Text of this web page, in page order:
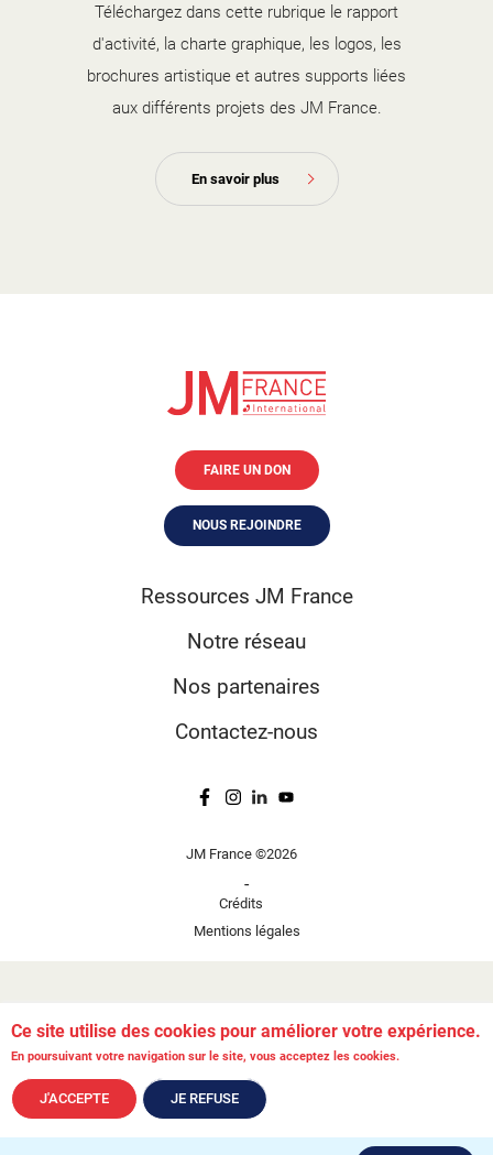
Téléchargez dans cette rubrique le rapport
d'activité, la charte graphique, les logos, les
brochures artistique et autres supports liées
aux différents projets des JM France.
En savoir plus
FAIRE UN DON
NOUS REJOINDRE
Ressources JM France
Notre réseau
Nos partenaires
Contactez-nous
JM France ©2026
-
Crédits
Mentions légales
Ce site utilise des cookies pour améliorer votre expérience.
En poursuivant votre navigation sur le site, vous acceptez les cookies.
J'ACCEPTE JE REFUSE